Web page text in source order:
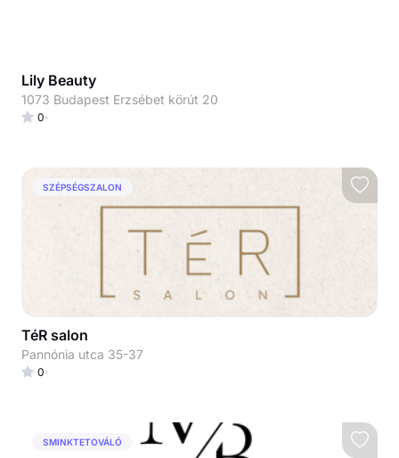
Lily Beauty
1073 Budapest Erzsébet körút 20
0
SZÉPSÉGSZALON
TéR salon
Pannónia utca 35-37
0
SMINKTETOVÁLÓ